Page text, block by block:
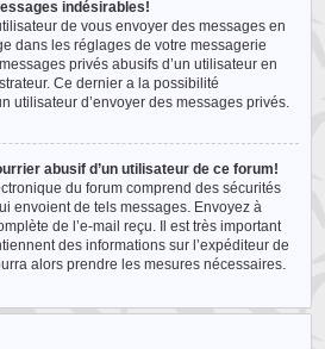
indésirables!
de vous envoyer des messages en
dans les réglages de votre messagerie
privés abusifs d’un utilisateur en
Ce dernier a la possibilité
utilisateur d’envoyer des messages privés.
abusif d’un utilisateur de ce forum!
du forum comprend des sécurités
envoient de tels messages. Envoyez à
de l’e-mail reçu. Il est très important
des informations sur l’expéditeur de
alors prendre les mesures nécessaires.